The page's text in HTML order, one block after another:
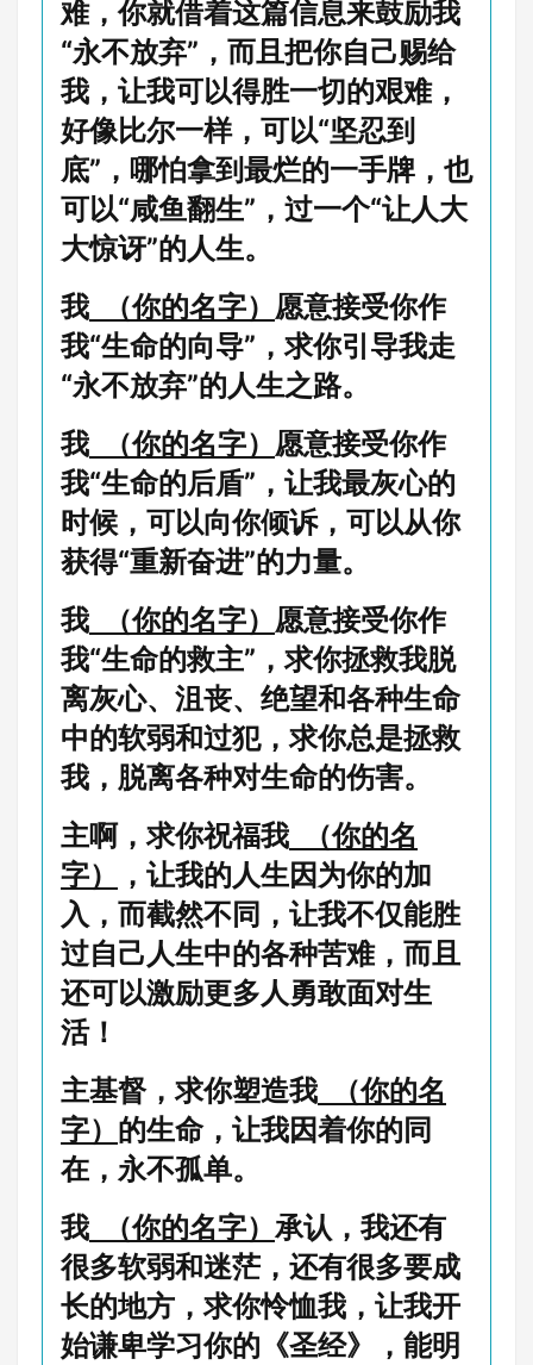
难，你就借着这篇信息来鼓励我
“永不放弃”，而且把你自己赐给
我，让我可以得胜一切的艰难，
好像比尔一样，可以“坚忍到
底”，哪怕拿到最烂的一手牌，也
可以“咸鱼翻生”，过一个“让人大
大惊讶”的人生。
我 （你的名字） 愿意接受你作
我“生命的向导”，求你引导我走
“永不放弃”的人生之路。
我 （你的名字） 愿意接受你作
我“生命的后盾”，让我最灰心的
时候，可以向你倾诉，可以从你
获得“重新奋进”的力量。
我 （你的名字） 愿意接受你作
我“生命的救主”，求你拯救我脱
离灰心、沮丧、绝望和各种生命
中的软弱和过犯，求你总是拯救
我，脱离各种对生命的伤害。
主啊，求你祝福我 （你的名
字）
，让我的人生因为你的加
入，而截然不同，让我不仅能胜
过自己人生中的各种苦难，而且
还可以激励更多人勇敢面对生
活！
主基督，求你塑造我 （你的名
字） 的生命，让我因着你的同
在，永不孤单。
我 （你的名字） 承认，我还有
很多软弱和迷茫，还有很多要成
长的地方，求你怜恤我，让我开
始谦卑学习你的《圣经》，能明